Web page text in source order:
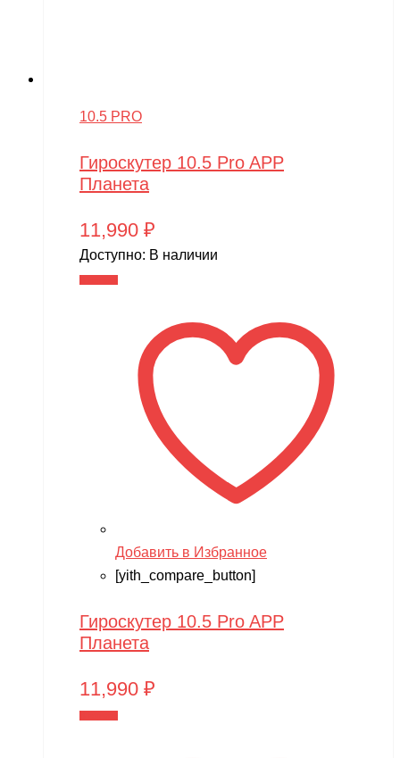
10.5 PRO
Гироскутер 10.5 Pro APP
Планета
11,990 ₽
Доступно: В наличии
Добавить в Избранное
[yith_compare_button]
Гироскутер 10.5 Pro APP
Планета
11,990 ₽